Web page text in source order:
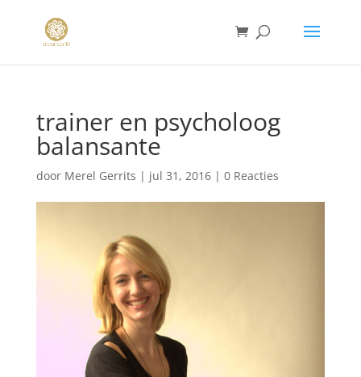
trainer en psycholoog
balansante
door Merel Gerrits | jul 31, 2016| 0 Reacties